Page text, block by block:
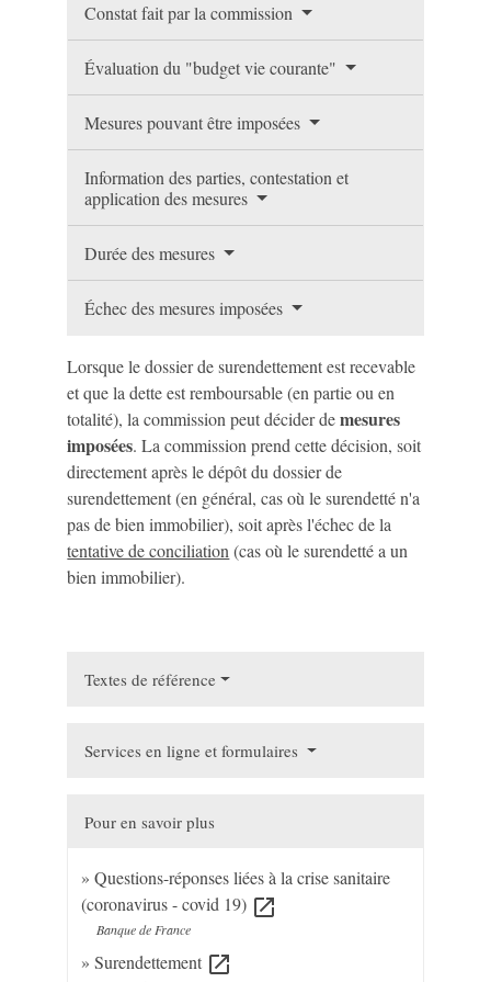
Constat fait par la commission
Évaluation du "budget vie courante"
Mesures pouvant être imposées
Information des parties, contestation et
application des mesures
Durée des mesures
Échec des mesures imposées
Lorsque le dossier de surendettement est recevable
et que la dette est remboursable (en partie ou en
totalité), la commission peut décider demesures
imposées. La commission prend cette décision, soit
directement après le dépôt du dossier de
surendettement (en général, cas où le surendetté n'a
pas de bien immobilier), soit après l'échec de la
tentative de conciliation (cas où le surendetté a un
bien immobilier).
Textes de référence
Services en ligne et formulaires
Pour en savoir plus
Questions-réponses liées à la crise sanitaire
(coronavirus - covid 19) open_in_new
Banque de France
Surendettement open_in_new